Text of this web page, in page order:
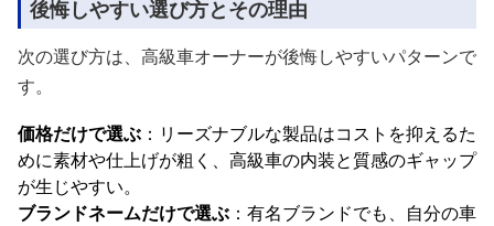
後悔しやすい選び方とその理由
次の選び方は、高級車オーナーが後悔しやすいパターンで
す。
価格だけで選ぶ ：リーズナブルな製品はコストを抑えるた
めに素材や仕上げが粗く、高級車の内装と質感のギャップ
が生じやすい。
ブランドネームだけで選ぶ ：有名ブランドでも、自分の車